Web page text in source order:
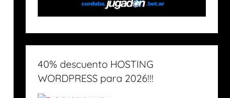
40% descuento HOSTING
WORDPRESS para 2026!!!